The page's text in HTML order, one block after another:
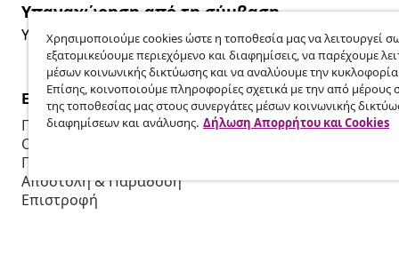
Υπαναχώρηση από τη σύμβαση
Υποβάλετε αίτημα υπαναχώρησης για την παραγγελία
Εξυπηρέτηση πελατών
Παρακολουθήστε την παραγγελία σας
Ο λογαριασμός μου
Πληρωμή
Αποστολή & Παράδοση
Επιστροφή
Επιχείρηση
Πρόγραμμα
Χρησιμοποιούμε cookies ώστε η τοποθεσία μας να λειτουργεί
εξατομικεύουμε περιεχόμενο και διαφημίσεις, να παρέχουμε
μέσων κοινωνικής δικτύωσης και να αναλύουμε την
Επίσης, κοινοποιούμε πληροφορίες σχετικά με την από μέρους
της τοποθεσίας μας στους συνεργάτες μέσων κοινωνικής
διαφημίσεων και ανάλυσης. Δήλωση Απορρήτου και Cookies